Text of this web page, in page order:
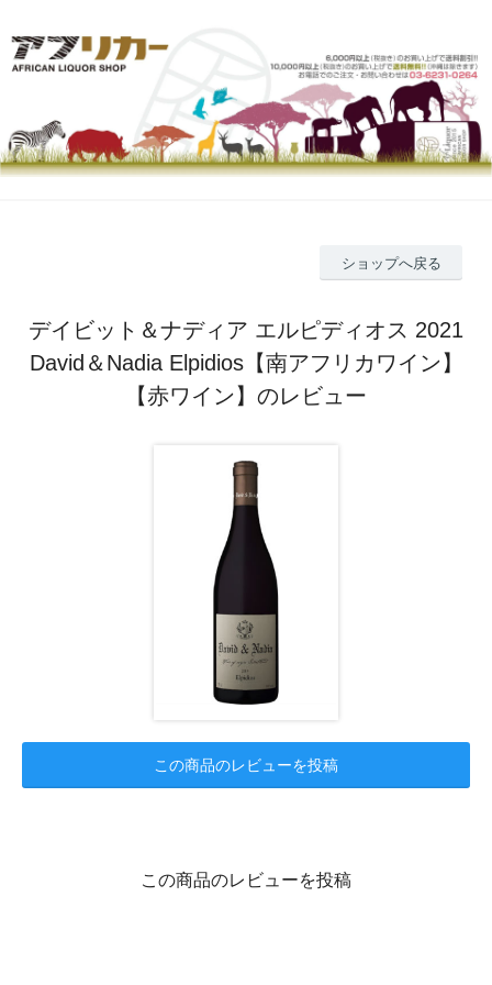
ショップへ戻る
デイビット＆ナディア エルピディオス 2021
David＆Nadia Elpidios【南アフリカワイン】
【赤ワイン】のレビュー
この商品のレビューを投稿
この商品のレビューを投稿